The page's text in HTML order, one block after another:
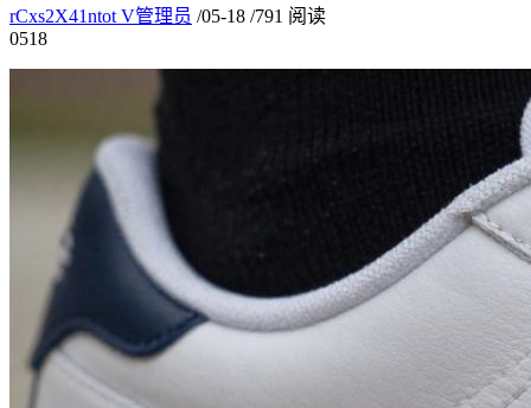
rCxs2X41ntot V管理员 /05-18 /791 阅读
0518